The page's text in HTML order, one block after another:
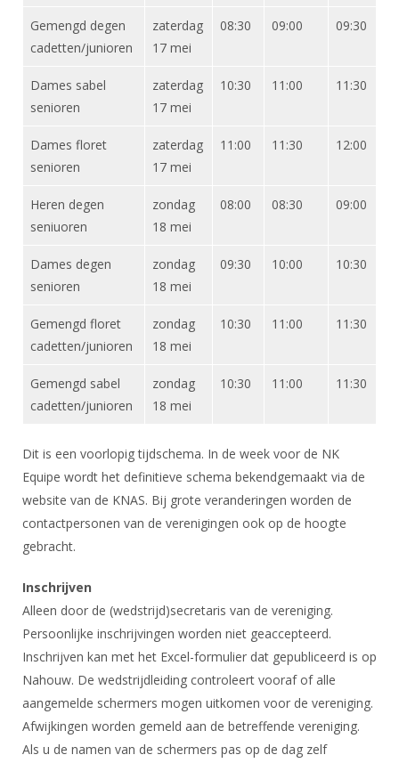
Gemengd degen
cadetten/junioren
zaterdag
17 mei
08:30 09:00 09:30
Dames sabel
senioren
zaterdag
17 mei
10:30 11:00 11:30
Dames floret
senioren
zaterdag
17 mei
11:00 11:30 12:00
Heren degen
seniuoren
zondag
18 mei
08:00 08:30 09:00
Dames degen
senioren
zondag
18 mei
09:30 10:00 10:30
Gemengd floret
cadetten/junioren
zondag
18 mei
10:30 11:00 11:30
Gemengd sabel
cadetten/junioren
zondag
18 mei
10:30 11:00 11:30
Dit is een voorlopig tijdschema. In de week voor de NK
Equipe wordt het definitieve schema bekendgemaakt via de
website van de KNAS. Bij grote veranderingen worden de
contactpersonen van de verenigingen ook op de hoogte
gebracht.
Inschrijven
Alleen door de (wedstrijd)secretaris van de vereniging.
Persoonlijke inschrijvingen worden niet geaccepteerd.
Inschrijven kan met het Excel-formulier dat gepubliceerd is op
Nahouw. De wedstrijdleiding controleert vooraf of alle
aangemelde schermers mogen uitkomen voor de vereniging.
Afwijkingen worden gemeld aan de betreffende vereniging.
Als u de namen van de schermers pas op de dag zelf